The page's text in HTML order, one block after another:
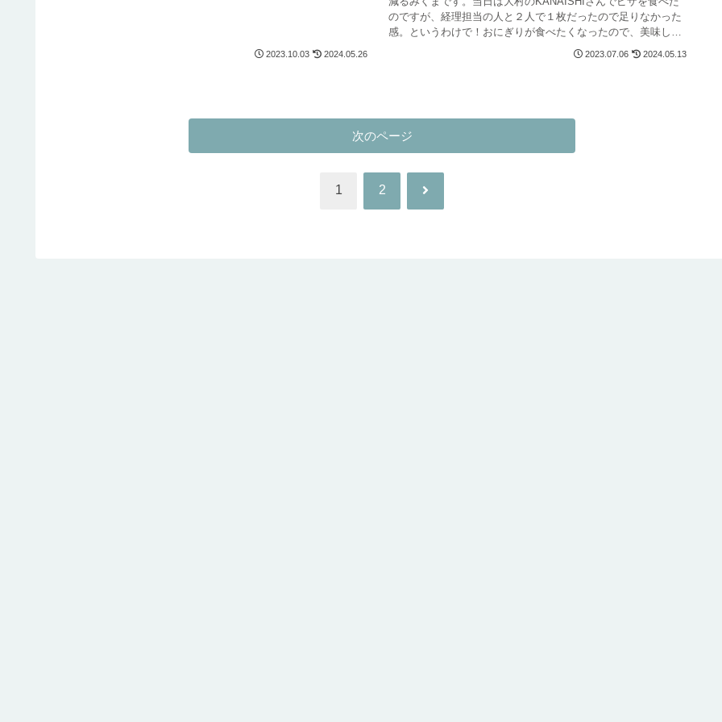
2023.10.03 2024.05.26
のですが、経理担当の人と２人で１枚だったので足りなかった
感。というわけで！おにぎりが食べたくなったので、美味しい
2023.07.06 2024.05.13
次のページ
1 2 次